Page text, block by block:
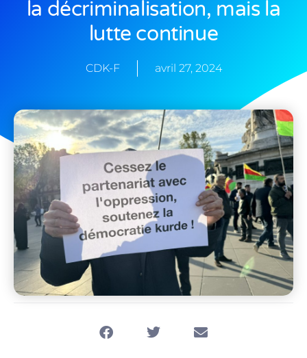
la décriminalisation, mais la
lutte continue
CDK-F avril 27, 2024